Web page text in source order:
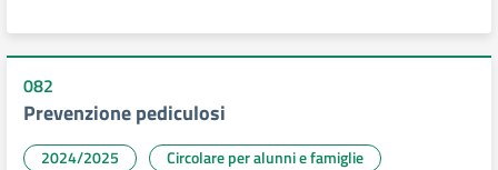
082
Prevenzione pediculosi
2024/2025
Circolare per alunni e famiglie